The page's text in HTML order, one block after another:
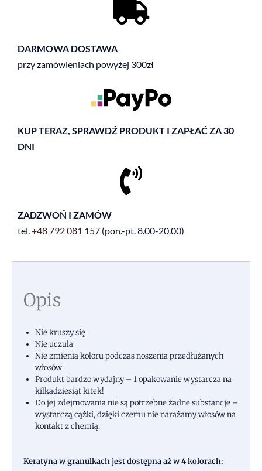
DARMOWA DOSTAWA
przy zamówieniach powyżej 300zł
KUP TERAZ, SPRAWDŹ PRODUKT I ZAPŁAĆ ZA 30
DNI
ZADZWOŃ I ZAMÓW
tel.+48792 081 157 (pon.-pt. 8.00-20.00)
Opis
Nie kruszy się
Nie uczula
Nie zmienia koloru podczas noszenia przedłużanych
włosów
Produkt bardzo wydajny – 1 opakowanie wystarcza na
kilkadziesiąt kitek!
Do jej zdejmowania nie są potrzebne żadne substancje –
wystarczą cążki, dzięki czemu nie narażamy włosów na
kontakt z chemią.
Keratyna w granulkach jest dostępna aż w 4 kolorach: